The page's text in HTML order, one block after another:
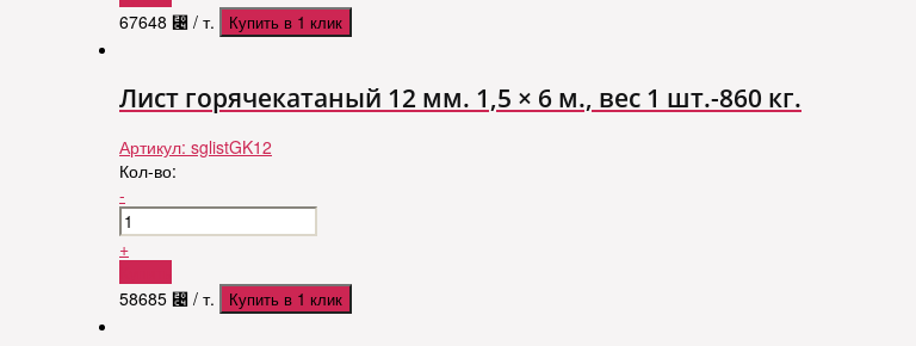
67648 ⃄ / т. Купить в 1 клик
Лист горячекатаный 12 мм. 1,5 × 6 м., вес 1 шт.-860 кг.
Артикул: sglistGK12
Кол-во:
-
+
58685 ⃄ / т. Купить в 1 клик